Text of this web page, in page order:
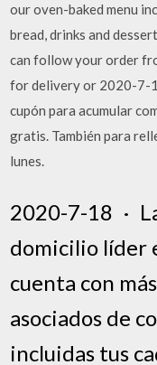
our oven-baked menu
bread, drinks and
can follow your order
for delivery or 2020-7-
cupón para acumular
gratis. También para
lunes.
2020-7-18 ·
domicilio líder
cuenta con
asociados de
incluidas tus